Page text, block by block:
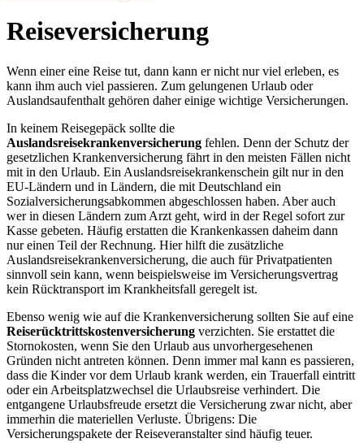
Reiseversicherung
Wenn einer eine Reise tut, dann kann er nicht nur viel erleben, es
kann ihm auch viel passieren. Zum gelungenen Urlaub oder
Auslandsaufenthalt gehören daher einige wichtige Versicherungen.
In keinem Reisegepäck sollte die
Auslandsreisekrankenversicherung fehlen. Denn der Schutz der
gesetzlichen Krankenversicherung fährt in den meisten Fällen nicht
mit in den Urlaub. Ein Auslandsreisekrankenschein gilt nur in den
EU-Ländern und in Ländern, die mit Deutschland ein
Sozialversicherungsabkommen abgeschlossen haben. Aber auch
wer in diesen Ländern zum Arzt geht, wird in der Regel sofort zur
Kasse gebeten. Häufig erstatten die Krankenkassen daheim dann
nur einen Teil der Rechnung. Hier hilft die zusätzliche
Auslandsreisekrankenversicherung, die auch für Privatpatienten
sinnvoll sein kann, wenn beispielsweise im Versicherungsvertrag
kein Rücktransport im Krankheitsfall geregelt ist.
Ebenso wenig wie auf die Krankenversicherung sollten Sie auf eine
Reiserücktrittskostenversicherung verzichten. Sie erstattet die
Stornokosten, wenn Sie den Urlaub aus unvorhergesehenen
Gründen nicht antreten können. Denn immer mal kann es passieren,
dass die Kinder vor dem Urlaub krank werden, ein Trauerfall eintritt
oder ein Arbeitsplatzwechsel die Urlaubsreise verhindert. Die
entgangene Urlaubsfreude ersetzt die Versicherung zwar nicht, aber
immerhin die materiellen Verluste. Übrigens: Die
Versicherungspakete der Reiseveranstalter sind häufig teuer.